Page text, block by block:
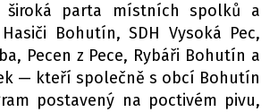
parta místních spolků a
Bohutín, SDH Vysoká Pec,
Pecen z Pece, Rybáři Bohutín a
— kteří společně s obcí Bohutín
postavený na poctivém pivu,